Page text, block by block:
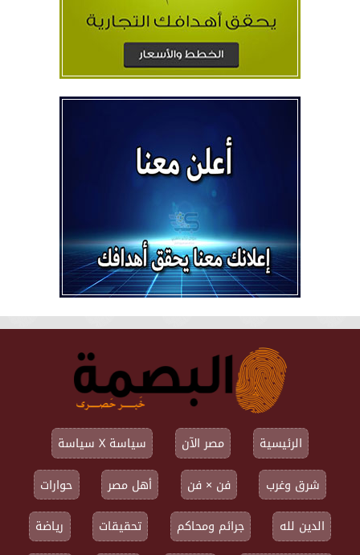
الرئيسية مصر الآن
سياسة X سياسة
شرق وغرب
فن × فن أهل مصر
حوارات
الدين لله
جرائم ومحاكم تحقيقات رياضة